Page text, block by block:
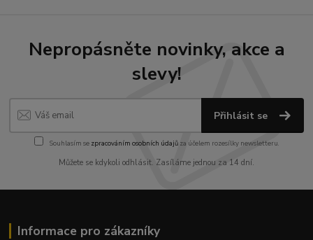
Nepropásněte novinky, akce a
slevy!
Přihlásit se
Souhlasím se zpracováním osobních údajůza účelem rozesílky newsletteru.
Můžete se kdykoli odhlásit. Zasíláme jednou za 14 dní.
Informace pro zákazníky